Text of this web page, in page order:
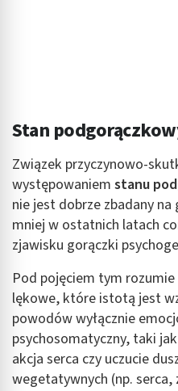
Stan
Związek przyczynowo-
występowaniem stanu
nie jest dobrze zbadany
mniej w ostatnich latach
zjawisku gorączki
Pod pojęciem tym
lękowe, które istotą jest
powodów wyłącznie
psychosomatyczny, taki
akcja serca czy uczucie
wegetatywnych (np. serca,